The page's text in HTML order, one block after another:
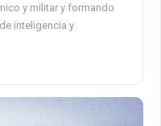
y militar y formando
inteligencia y